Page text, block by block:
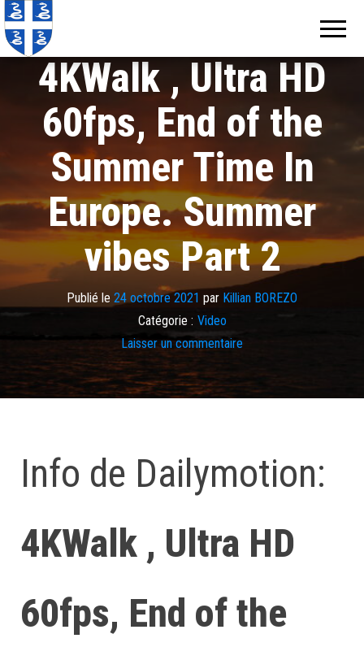
4KWalk , Ultra HD
60fps, End of the
Summer Time In
Europe. Summer
vibes Part 2
Publié le 24 octobre 2021 par Killian BOREZO
Catégorie : Video
Laisser un commentaire
Info de Dailymotion:
4KWalk , Ultra HD
60fps, End of the